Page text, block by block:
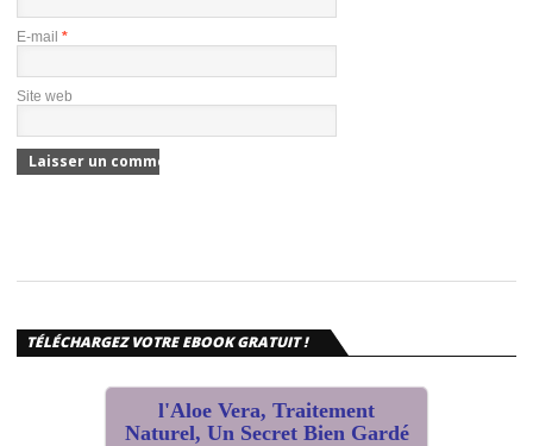
E-mail *
Site web
TÉLÉCHARGEZ VOTRE EBOOK GRATUIT !
l'Aloe Vera, Traitement
Naturel, Un Secret Bien Gardé